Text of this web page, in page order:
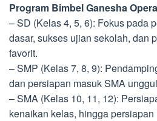
Program Bimbel Ganesha
– SD (Kelas 4, 5, 6): Fokus pada
dasar, sukses ujian sekolah, dan
favorit.
– SMP (Kelas 7, 8, 9):
dan persiapan masuk SMA
– SMA (Kelas 10, 11, 12):
kenaikan kelas, hingga